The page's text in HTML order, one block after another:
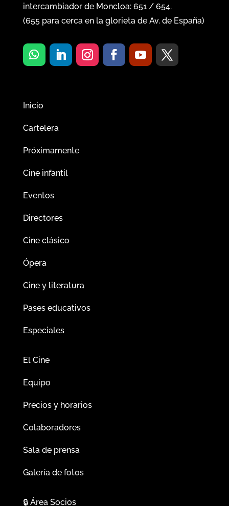
intercambiador de Moncloa: 651/ 654.
(655para cerca en la glorieta de Av. de España)
Inicio
Cartelera
Próximamente
Cine infantil
Eventos
Directores
Cine clásico
Ópera
Cine y literatura
Pases educativos
Especiales
El Cine
Equipo
Precios y horarios
Colaboradores
Sala de prensa
Galería de fotos
🔒Área Socios